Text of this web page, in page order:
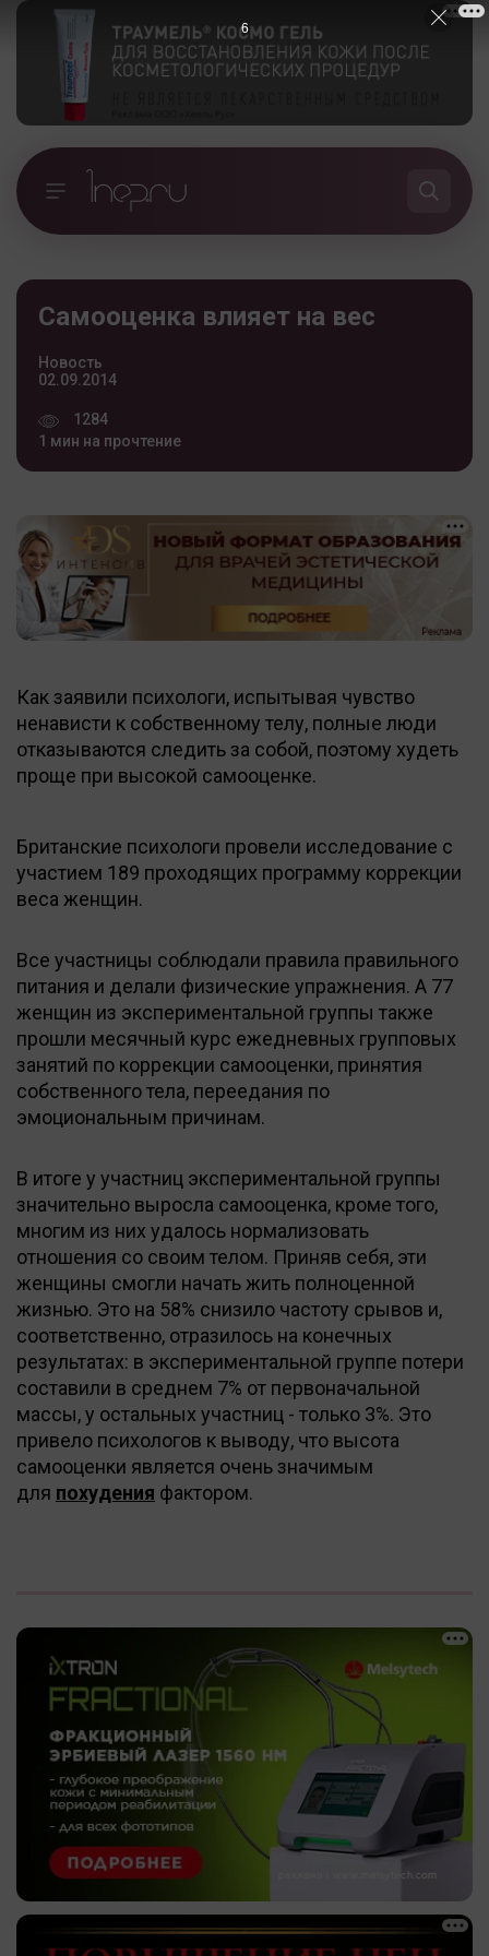
Самооценка влияет на вес
Новость
02.09.2014
1284
1 мин на прочтение
Как заявили психологи, испытывая чувство
ненависти к собственному телу, полные люди
отказываются следить за собой, поэтому худеть
проще при высокой самооценке.
Британские психологи провели исследование с
участием 189 проходящих программу коррекции
веса женщин.
Все участницы соблюдали правила правильного
питания и делали физические упражнения. А 77
женщин из экспериментальной группы также
прошли месячный курс ежедневных групповых
занятий по коррекции самооценки, принятия
собственного тела, переедания по
эмоциональным причинам.
В итоге у участниц экспериментальной группы
значительно выросла самооценка, кроме того,
многим из них удалось нормализовать
отношения со своим телом. Приняв себя, эти
женщины смогли начать жить полноценной
жизнью. Это на 58% снизило частоту срывов и,
соответственно, отразилось на конечных
результатах: в экспериментальной группе потери
составили в среднем 7% от первоначальной
массы, у остальных участниц - только 3%. Это
привело психологов к выводу, что высота
самооценки является очень значимым
для похудения фактором.
5